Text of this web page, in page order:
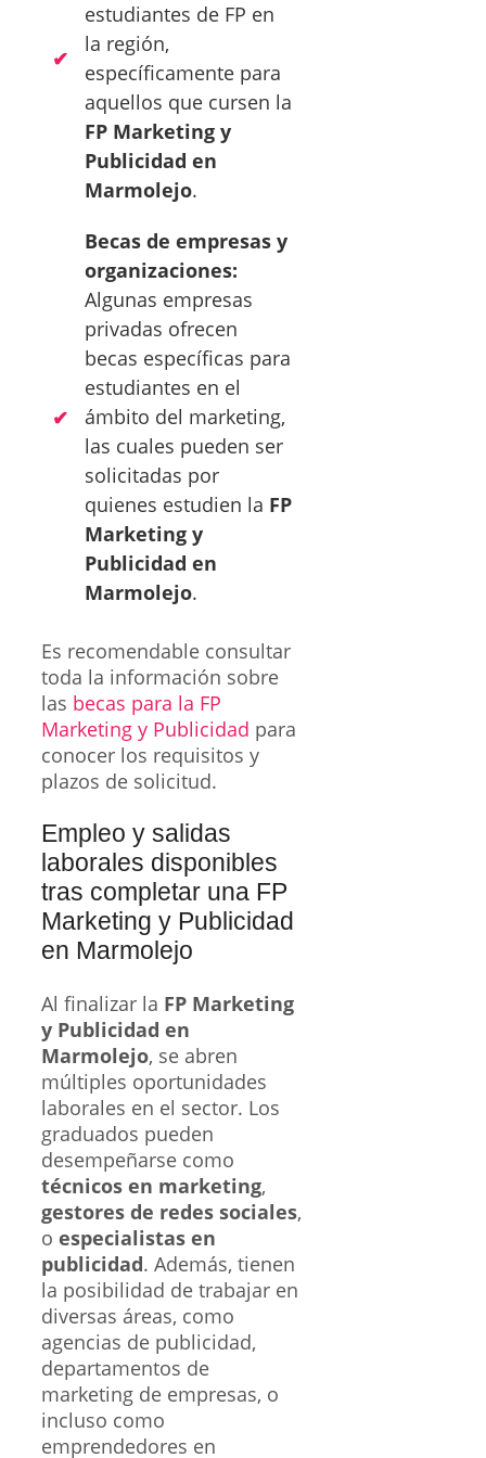
estudiantes de FP en
la región,
específicamente para
aquellos que cursen la
FP Marketing y
Publicidad en
Marmolejo.
Becas de empresas y
organizaciones:
Algunas empresas
privadas ofrecen
becas específicas para
estudiantes en el
ámbito del marketing,
las cuales pueden ser
solicitadas por
quienes estudien la FP
Marketing y
Publicidad en
Marmolejo.
Es recomendable consultar
toda la información sobre
las becas para la FP
Marketing y Publicidad para
conocer los requisitos y
plazos de solicitud.
Empleo y salidas
laborales disponibles
tras completar una FP
Marketing y Publicidad
en Marmolejo
Al finalizar la FP Marketing
y Publicidad en
Marmolejo, se abren
múltiples oportunidades
laborales en el sector. Los
graduados pueden
desempeñarse como
técnicos en marketing,
gestores de redes sociales,
o especialistas en
publicidad. Además, tienen
la posibilidad de trabajar en
diversas áreas, como
agencias de publicidad,
departamentos de
marketing de empresas, o
incluso como
emprendedores en